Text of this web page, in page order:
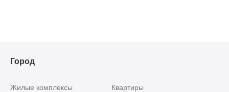
Город
Жилые комплексы
Квартиры